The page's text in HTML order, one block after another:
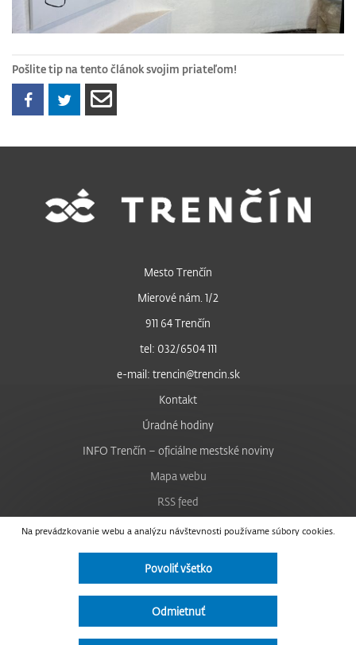
Pošlite tip na tento článok svojim priateľom!
Na prevádzkovanie webu a analýzu návštevnosti používame súbory cookies.
Povoliť všetko
Odmietnuť
Mesto Trenčín
Mierové nám. 1/2
911 64 Trenčín
tel: 032/6504 111
e-mail: trencin@trencin.sk
Kontakt
Úradné hodiny
INFO Trenčín – oficiálne mestské noviny
Mapa webu
RSS feed
Nastavenie cookies
Facebook
Instagram
Vyhlásenie o prístupnosti